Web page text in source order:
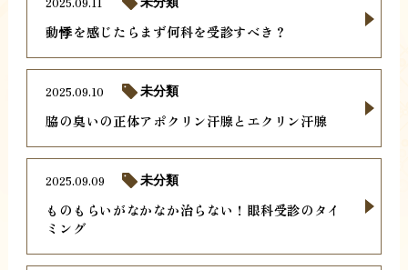
動悸を感じたらまず何科を受診すべき？
脇の臭いの正体アポクリン汗腺とエクリン汗腺
2025.09.10 未分類
ものもらいがなかなか治らない！眼科受診のタイ
ミング
2025.09.09 未分類